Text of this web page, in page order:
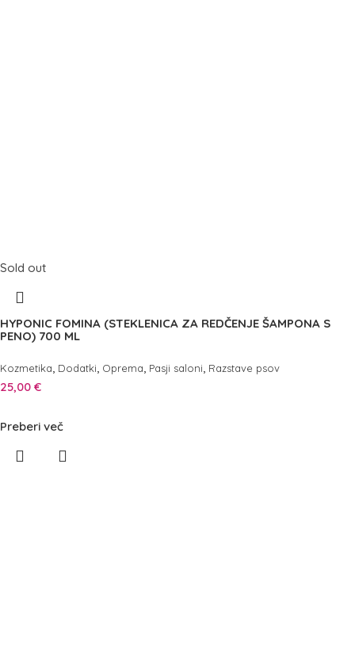
Sold out
HYPONIC FOMINA (STEKLENICA ZA REDČENJE ŠAMPONA S
PENO) 700 ML
Kozmetika, Dodatki, Oprema, Pasji saloni, Razstave psov
25,00 €
Preberi več